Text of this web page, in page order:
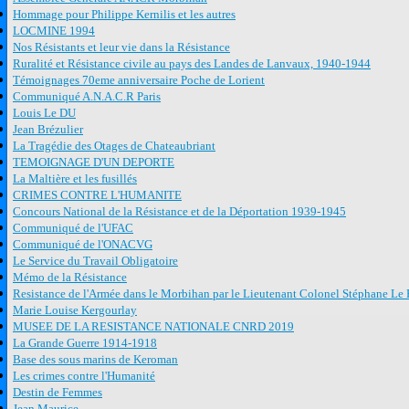
Hommage pour Philippe Kernilis et les autres
LOCMINE 1994
Nos Résistants et leur vie dans la Résistance
Ruralité et Résistance civile au pays des Landes de Lanvaux, 1940-1944
Témoignages 70eme anniversaire Poche de Lorient
Communiqué A.N.A.C.R Paris
Louis Le DU
Jean Brézulier
La Tragédie des Otages de Chateaubriant
TEMOIGNAGE D'UN DEPORTE
La Maltière et les fusillés
CRIMES CONTRE L'HUMANITE
Concours National de la Résistance et de la Déportation 1939-1945
Communiqué de l'UFAC
Communiqué de l'ONACVG
Le Service du Travail Obligatoire
Mémo de la Résistance
Resistance de l'Armée dans le Morbihan par le Lieutenant Colonel Stéphane Le
Marie Louise Kergourlay
MUSEE DE LA RESISTANCE NATIONALE CNRD 2019
La Grande Guerre 1914-1918
Base des sous marins de Keroman
Les crimes contre l'Humanité
Destin de Femmes